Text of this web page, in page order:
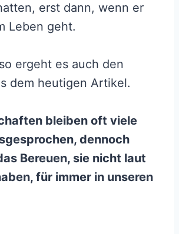
erst dann, wenn er
Leben geht.
ergeht es auch den
dem heutigen Artikel.
bleiben oft viele
dennoch
Bereuen, sie nicht laut
für immer in unseren